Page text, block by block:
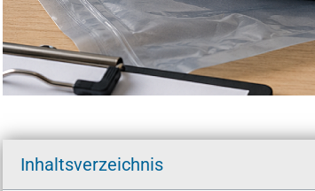
Inhaltsverzeichnis